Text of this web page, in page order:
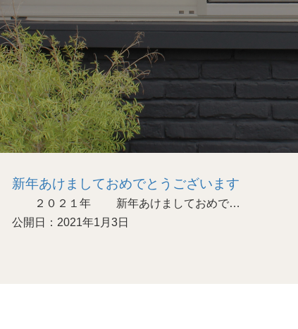
新年あけましておめでとうございます
２０２１年 新年あけましておめで…
公開日：2021年1月3日